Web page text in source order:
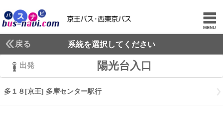
戻る 系統を選択してください
出発 陽光台入口
多１８[京王] 多摩センター駅行